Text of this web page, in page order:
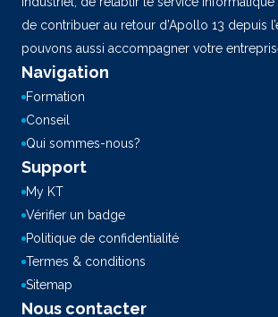
de contribuer au retour d’Apollo 13 depuis
pouvons aussi accompagner votre
Navigation
Formation
Conseil
Qui sommes-nous?
Support
My KT
Vérifier un badge
Politique de confidentialité
Termes & conditions
Sitemap
Nous contacter